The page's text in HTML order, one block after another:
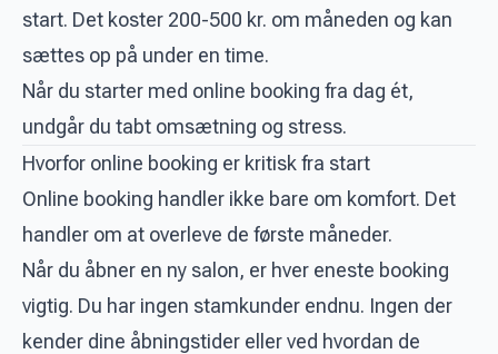
start. Det koster 200-500 kr. om måneden og kan
sættes op på under en time.
Når du starter med online booking fra dag ét,
undgår du tabt omsætning og stress.
Hvorfor online booking er kritisk fra start
Online booking handler ikke bare om komfort. Det
handler om at overleve de første måneder.
Når du åbner en ny salon, er hver eneste booking
vigtig. Du har ingen stamkunder endnu. Ingen der
kender dine åbningstider eller ved hvordan de